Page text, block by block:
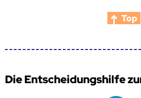
Top
Die Entscheidungshilfe